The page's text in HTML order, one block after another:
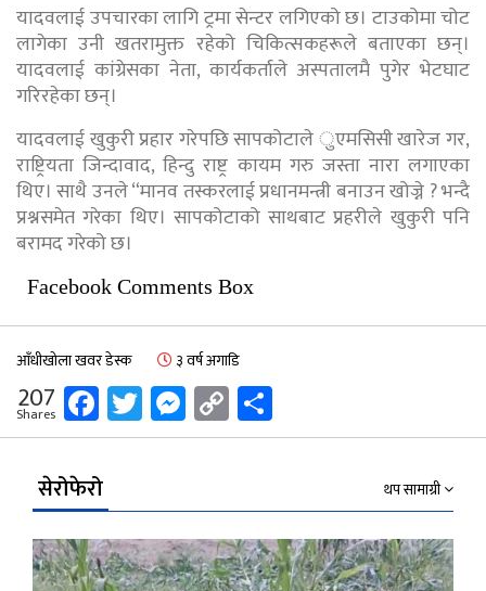
यादवलाई उपचारका लागि ट्रमा सेन्टर लगिएको छ। टाउकोमा चोट
लागेका उनी खतरामुक्त रहेको चिकित्सकहरूले बताएका छन्।
यादवलाई कांग्रेसका नेता, कार्यकर्ताले अस्पतालमै पुगेर भेटघाट
गरिरहेका छन्।
यादवलाई खुकुरी प्रहार गरेपछि सापकोटाले ुएमसिसी खारेज गर,
राष्ट्रियता जिन्दावाद, हिन्दु राष्ट्र कायम गरु जस्ता नारा लगाएका
थिए। साथै उनले “मानव तस्करलाई प्रधानमन्त्री बनाउन खोज्ने ? भन्दै
प्रश्नसमेत गरेका थिए। सापकोटाको साथबाट प्रहरीले खुकुरी पनि
बरामद गरेको छ।
Facebook Comments Box
आँधीखोला खवर डेस्क ३ वर्ष अगाडि
207
Shares Facebook
Twitter
Messenger
Copy
Link
सेरोफेरो थप सामाग्री